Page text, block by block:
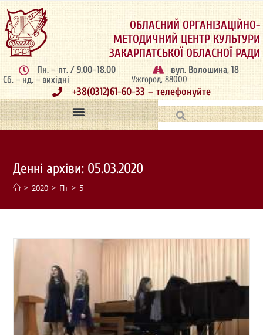
ОБЛАСНИЙ ОРГАНІЗАЦІЙНО-
МЕТОДИЧНИЙ ЦЕНТР КУЛЬТУРИ
ЗАКАРПАТСЬКОЇ ОБЛАСНОЇ РАДИ
Пн. – пт. / 9.00–18.00
Сб. – нд. – вихідні
вул. Волошина, 18
Ужгород, 88000
+38(0312)61-60-33 – телефонуйте
Денні архіви: 05.03.2020
> 2020 > Пт > 5